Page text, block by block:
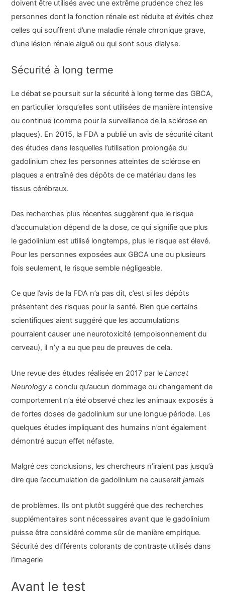
doivent être utilisés avec une extrême prudence chez les
personnes dont la fonction rénale est réduite et évités chez
celles qui souffrent d’une maladie rénale chronique grave,
d’une lésion rénale aiguë ou qui sont sous dialyse.
Sécurité à long terme
Le débat se poursuit sur la sécurité à long terme des GBCA,
en particulier lorsqu’elles sont utilisées de manière intensive
ou continue (comme pour la surveillance de la sclérose en
plaques). En 2015, la FDA a publié un avis de sécurité citant
des études dans lesquelles l’utilisation prolongée du
gadolinium chez les personnes atteintes de sclérose en
plaques a entraîné des dépôts de ce matériau dans les
tissus cérébraux.
Des recherches plus récentes suggèrent que le risque
d’accumulation dépend de la dose, ce qui signifie que plus
le gadolinium est utilisé longtemps, plus le risque est élevé.
Pour les personnes exposées aux GBCA une ou plusieurs
fois seulement, le risque semble négligeable.
Ce que l’avis de la FDA n’a pas dit, c’est si les dépôts
présentent des risques pour la santé. Bien que certains
scientifiques aient suggéré que les accumulations
pourraient causer une neurotoxicité (empoisonnement du
cerveau), il n’y a eu que peu de preuves de cela.
Une revue des études réalisée en 2017 par leLancet
Neurologya conclu qu’aucun dommage ou changement de
comportement n’a été observé chez les animaux exposés à
de fortes doses de gadolinium sur une longue période. Les
quelques études impliquant des humains n’ont également
démontré aucun effet néfaste.
Malgré ces conclusions, les chercheurs n’iraient pas jusqu’à
dire que l’accumulation de gadolinium ne causeraitjamais
de problèmes. Ils ont plutôt suggéré que des recherches
supplémentaires sont nécessaires avant que le gadolinium
puisse être considéré comme sûr de manière empirique.
Sécurité des différents colorants de contraste utilisés dans
l’imagerie
Avant le test